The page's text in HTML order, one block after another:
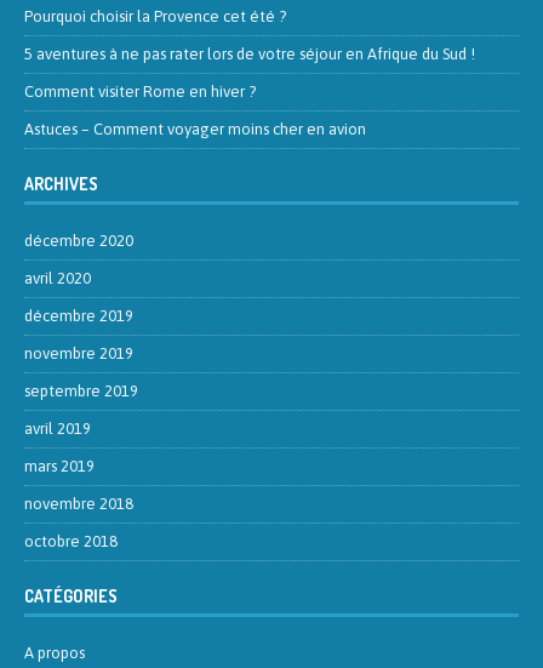
Pourquoi choisir la Provence cet été ?
5 aventures à ne pas rater lors de votre séjour en Afrique du Sud !
Comment visiter Rome en hiver ?
Astuces – Comment voyager moins cher en avion
ARCHIVES
décembre 2020
avril 2020
décembre 2019
novembre 2019
septembre 2019
avril 2019
mars 2019
novembre 2018
octobre 2018
CATÉGORIES
A propos